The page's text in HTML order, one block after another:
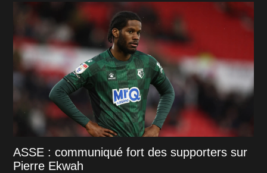
ASSE : communiqué fort des supporters sur
Pierre Ekwah